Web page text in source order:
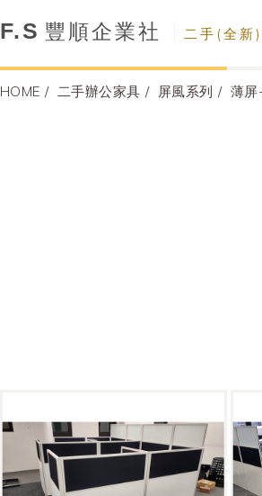
F.S 豐順企業社 二手(全新
HOME 二手辦公家具 屏風系列 薄